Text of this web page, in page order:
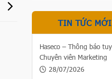
TIN TỨC
Haseco – Thông báo
Chuyên viên Marketing
28/07/2026